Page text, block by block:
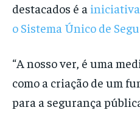
destacados é a
o Sistema Único de
“A nosso ver, é uma
como a criação de um
para a segurança